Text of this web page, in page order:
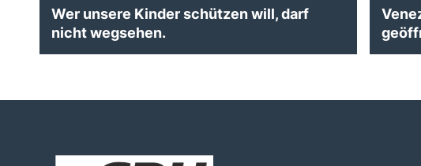
Wer unsere Kinder schützen will, darf
nicht wegsehen.